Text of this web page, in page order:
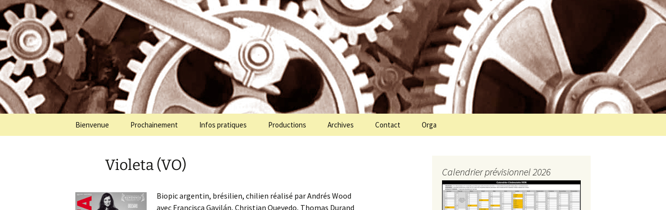
Aller
au
contenu
Cinémolette
Programmation cinéma à St Julien Molin Molette
Bienvenue Prochainement Infos pratiques Productions Archives Contact Orga
Violeta (VO)
Biopic argentin, brésilien, chilien réalisé par Andrés Wood
avec Francisca Gavilán, Christian Quevedo, Thomas Durand
Calendrier prévisionnel 2026